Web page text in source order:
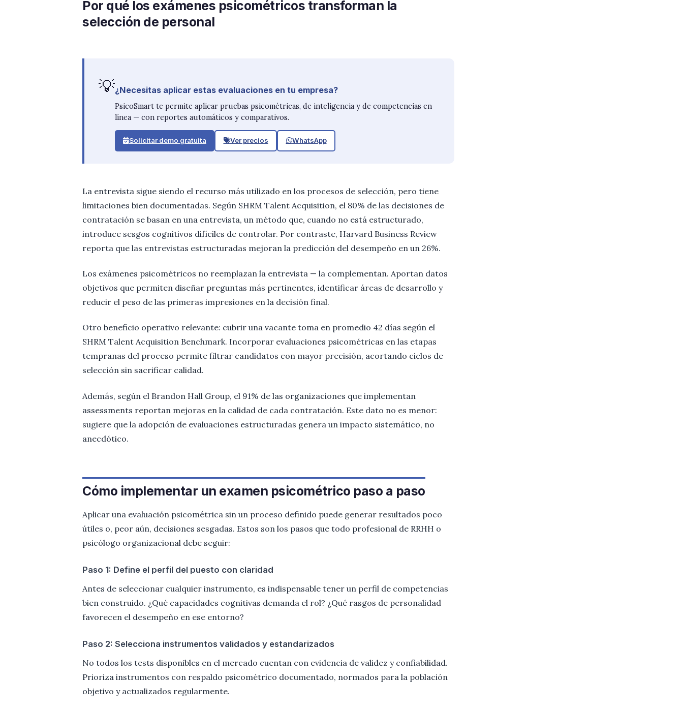
Por qué los exámenes psicométricos transforman la
selección de personal
💡¿Necesitas aplicar estas evaluaciones en tu empresa?
PsicoSmart te permite aplicar pruebas psicométricas, de inteligencia y de competencias en
línea — con reportes automáticos y comparativos.
Solicitar demo gratuita Ver precios WhatsApp
La entrevista sigue siendo el recurso más utilizado en los procesos de selección, pero tiene
limitaciones bien documentadas. Según SHRM Talent Acquisition, el 80% de las decisiones de
contratación se basan en una entrevista, un método que, cuando no está estructurado,
introduce sesgos cognitivos difíciles de controlar. Por contraste, Harvard Business Review
reporta que las entrevistas estructuradas mejoran la predicción del desempeño en un 26%.
Los exámenes psicométricos no reemplazan la entrevista — la complementan. Aportan datos
objetivos que permiten diseñar preguntas más pertinentes, identificar áreas de desarrollo y
reducir el peso de las primeras impresiones en la decisión final.
Otro beneficio operativo relevante: cubrir una vacante toma en promedio 42 días según el
SHRM Talent Acquisition Benchmark. Incorporar evaluaciones psicométricas en las etapas
tempranas del proceso permite filtrar candidatos con mayor precisión, acortando ciclos de
selección sin sacrificar calidad.
Además, según el Brandon Hall Group, el 91% de las organizaciones que implementan
assessments reportan mejoras en la calidad de cada contratación. Este dato no es menor:
sugiere que la adopción de evaluaciones estructuradas genera un impacto sistemático, no
anecdótico.
Cómo implementar un examen psicométrico paso a paso
Aplicar una evaluación psicométrica sin un proceso definido puede generar resultados poco
útiles o, peor aún, decisiones sesgadas. Estos son los pasos que todo profesional de RRHH o
psicólogo organizacional debe seguir:
Paso 1: Define el perfil del puesto con claridad
Antes de seleccionar cualquier instrumento, es indispensable tener un perfil de competencias
bien construido. ¿Qué capacidades cognitivas demanda el rol? ¿Qué rasgos de personalidad
favorecen el desempeño en ese entorno?
Paso 2: Selecciona instrumentos validados y estandarizados
No todos los tests disponibles en el mercado cuentan con evidencia de validez y confiabilidad.
Prioriza instrumentos con respaldo psicométrico documentado, normados para la población
objetivo y actualizados regularmente.